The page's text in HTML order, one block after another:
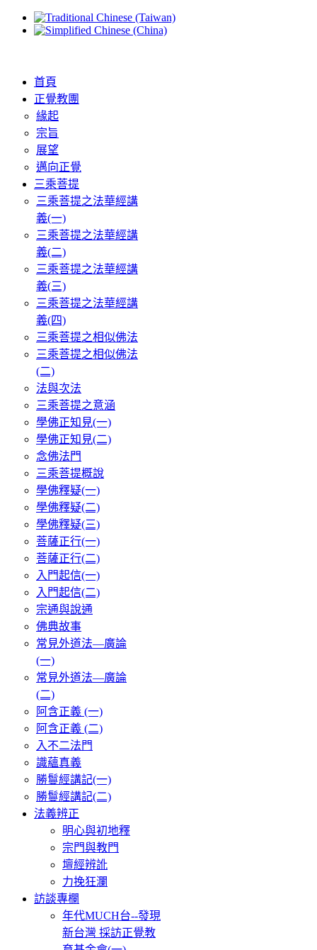
首頁
正覺教團
緣起
宗旨
展望
邁向正覺
三乘菩提
三乘菩提之法華經講
義(一)
三乘菩提之法華經講
義(二)
三乘菩提之法華經講
義(三)
三乘菩提之法華經講
義(四)
三乘菩提之相似佛法
三乘菩提之相似佛法
(二)
法與次法
三乘菩提之意涵
學佛正知見(一)
學佛正知見(二)
念佛法門
三乘菩提概說
學佛釋疑(一)
學佛釋疑(二)
學佛釋疑(三)
菩薩正行(一)
菩薩正行(二)
入門起信(一)
入門起信(二)
宗通與說通
佛典故事
常見外道法—廣論
(一)
常見外道法—廣論
(二)
阿含正義 (一)
阿含正義 (二)
入不二法門
識蘊真義
勝鬘經講記(一)
勝鬘經講記(二)
法義辨正
明心與初地釋
宗門與教門
壇經辨訛
力挽狂瀾
訪談專欄
年代MUCH台--發現
新台灣 採訪正覺教